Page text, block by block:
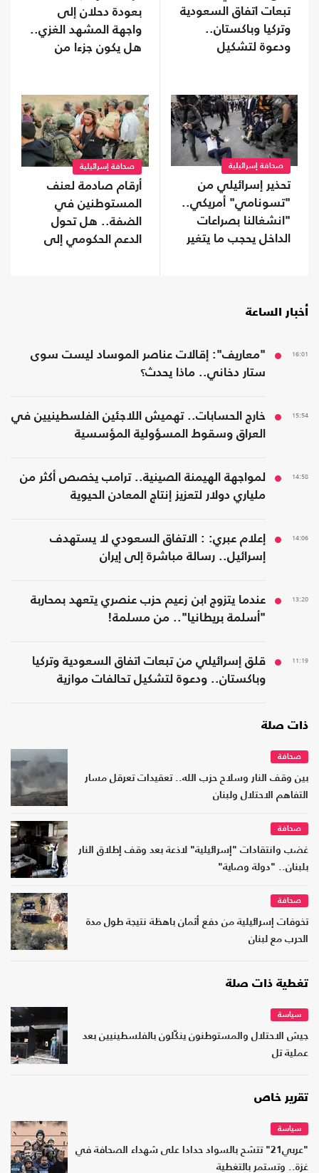
تبعات اتفاق السعودية
وتركيا وباكستان..
ودعوة لتشكيل
بعودة دحلان إلى
واجهة المشهد الغزي..
هل يكون جزءا من
صحافة إسرائيلية
تحذير إسرائيلي من
"تسونامي" أمريكي..
"انشغالنا بصراعات
الداخل يحجب ما يتغير
صحافة إسرائيلية
أرقام صادمة لعنف
المستوطنين في
الضفة.. هل تحول
الدعم الحكومي إلى
أخبار الساعة
16:01
"معاريف": إقالات عناصر الموساد ليست سوى
ستار دخاني.. ماذا يحدث؟
15:54
خارج الحسابات.. تهميش اللاجئين الفلسطينيين في
العراق وسقوط المسؤولية المؤسسية
14:58
لمواجهة الهيمنة الصينية.. ترامب يخصص أكثر من
ملياري دولار لتعزيز إنتاج المعادن الحيوية
14:06
إعلام عبري: : الاتفاق السعودي لا يستهدف
إسرائيل.. رسالة مباشرة إلى إيران
13:20
عندما يتزوج ابن زعيم حزب عنصري يتعهد بمحاربة
"أسلمة بريطانيا".. من مسلمة!
11:19
قلق إسرائيلي من تبعات اتفاق السعودية وتركيا
وباكستان.. ودعوة لتشكيل تحالفات موازية
ذات صلة
صحافة
بين وقف النار وسلاح حزب الله.. تعقيدات تعرقل مسار
التفاهم الاحتلال ولبنان
صحافة
غضب وانتقادات "إسرائيلية" لاذعة بعد وقف إطلاق النار
بلبنان.. "دولة وصاية"
صحافة
تخوفات إسرائيلية من دفع أثمان باهظة نتيجة طول مدة
الحرب مع لبنان
تغطية ذات صلة
سياسة
جيش الاحتلال والمستوطنون ينكّلون بالفلسطينيين بعد
عملية تل
تقرير خاص
سياسة
"عربي21" تتشح بالسواد حدادا على شهداء الصحافة في
غزة.. وتستمر بالتغطية